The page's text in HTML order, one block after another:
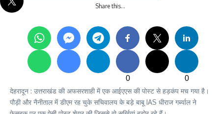
Share this…
0
0
देहरादून : उत्तराखंड की अफसरशाही में एक आईएएस की पोस्ट से हड़कंप मच गया है।
पौड़ी और नैनीताल में डीएम रह चुके सचिवालय के बड़े बाबू IAS धीराज गर्ब्याल ने